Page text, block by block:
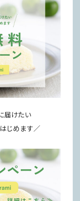
届けたい
じめます／